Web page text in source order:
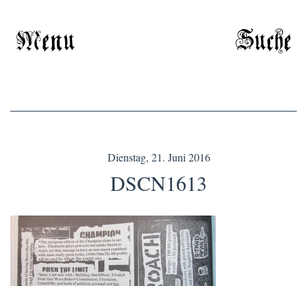
Menu Suche
Dienstag, 21. Juni 2016
DSCN1613